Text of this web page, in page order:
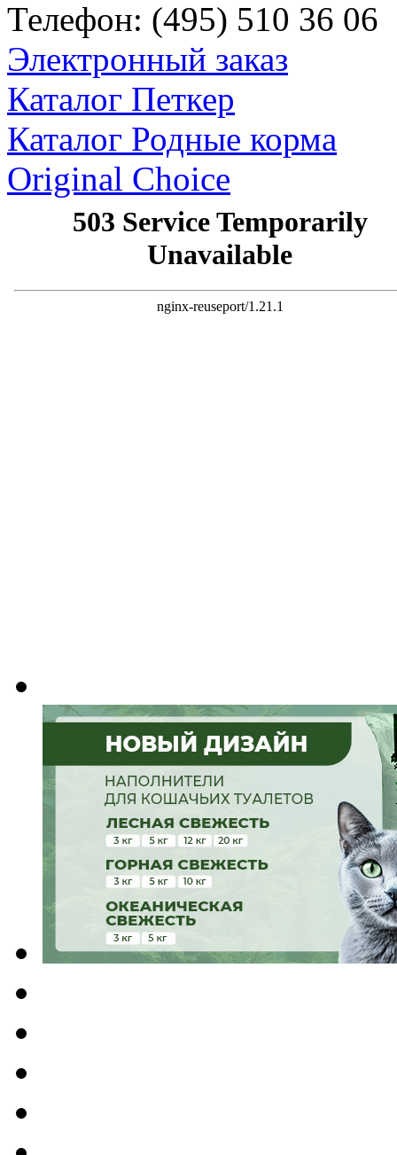
Телефон: (495) 510 36 06
Электронный заказ
Каталог Петкер
Каталог Родные корма
Original Choice